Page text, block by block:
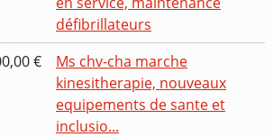
défibrillateurs
€
Ms chv-cha marche
kinesitherapie, nouveaux
equipements de sante et
inclusio...